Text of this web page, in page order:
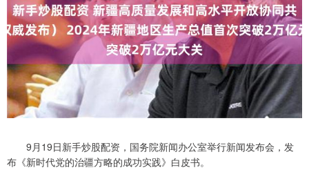
9月19日新手炒股配资，国务院新闻办公室举行新闻发布会，发
布《新时代党的治疆方略的成功实践》白皮书。